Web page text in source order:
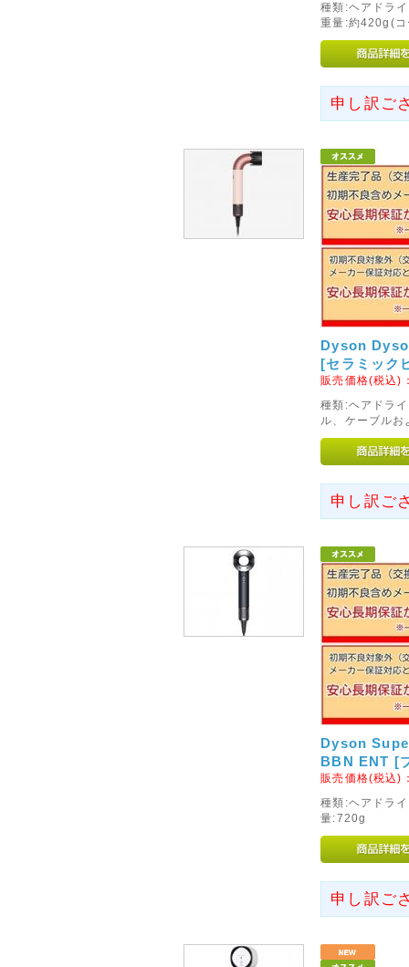
ヨーロッパ・アメリカで数々
イギリスからやって来たモル
ん。はるかに創造的で楽しさ
優れた教育向けの組み立てブロ
MORPHUN JAPAN
の販売を実現いたしました。
2014年09月29日
◇代金引換手数料と基本送
10月1日ご注文分より、「代金
行わせていただきます。
なにとぞご理解のほど、よろ
<重要>富士通ノートパソコ
富士通社製ノートパソコンに
された一部のバッテリパック
れがあることがわかりました
テリパックの交換・回収を自
◇関東への送料改定につき
ヤマト運輸の運賃改定にとも
の基本送料が「無料」となり
◇初期不良対象外メーカー
5月23日より、ケルヒャー社の
当店での交換やご返金、修理
初期不良を含め商品に不具合
ートセンターへご連絡をお願い
◇au(ezweb)携帯をご利用
au(ezweb)携帯をご利用のお客
い事例が多数発生しておりま
ご確認をお願いいたします
◇阪神・淡路大震災から20
種類:ヘアド
重量:約420g(コ
申し訳ご
Dyson
[セラミック
販売価格(税込)
種類:ヘアドラ
ル、ケーブル
申し訳ご
Dyson
BBN ENT [
販売価格(税込)
種類:ヘアドラ
量:720g
申し訳ご